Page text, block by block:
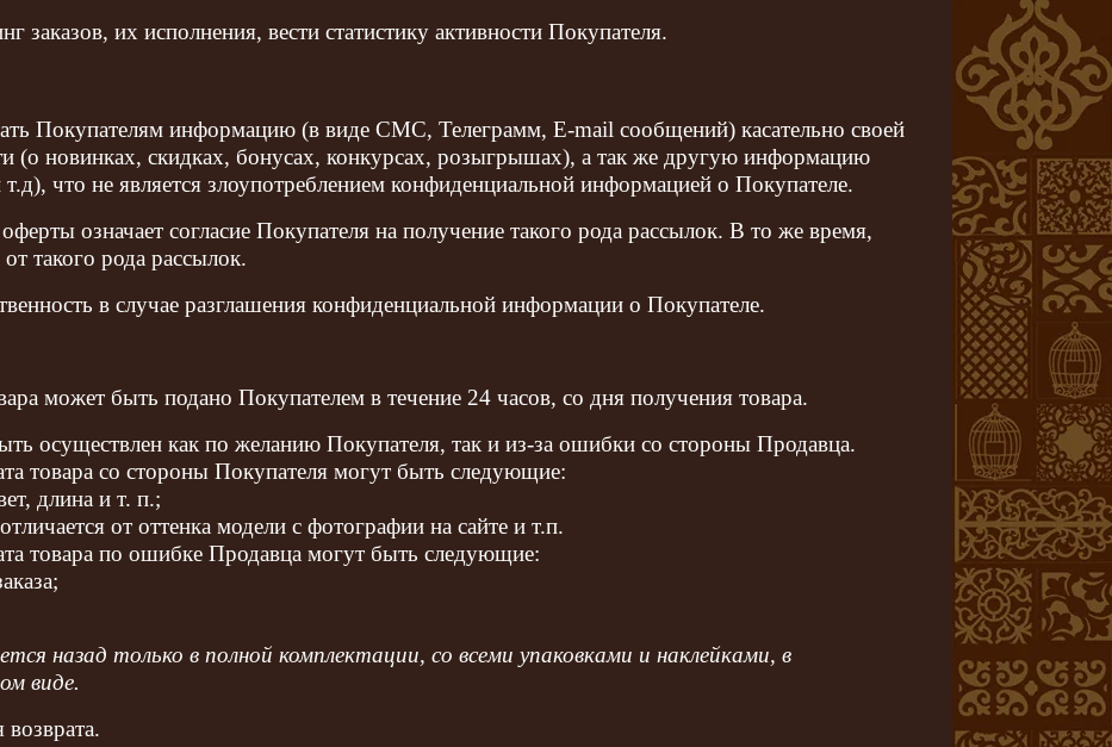
заказов, их исполнения, вести статистику активности Покупателя.
Покупателям информацию (в виде СМС, Телеграмм, E-mail сообщений) касательно своей
(о новинках, скидках, бонусах, конкурсах, розыгрышах), а так же другую информацию
что не является злоупотреблением конфиденциальной информацией о Покупателе.
означает согласие Покупателя на получение такого рода рассылок. В то же время,
такого рода рассылок.
в случае разглашения конфиденциальной информации о Покупателе.
может быть подано Покупателем в течение 24 часов, со дня получения товара.
осуществлен как по желанию Покупателя, так и из-за ошибки со стороны Продавца.
товара со стороны Покупателя могут быть следующие:
длина и т. п.;
от оттенка модели с фотографии на сайте и т.п.
товара по ошибке Продавца могут быть следующие:
назад только в полной комплектации, со всеми упаковками и наклейками, в
виде.